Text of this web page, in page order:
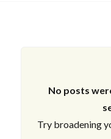
No posts
Try broadening